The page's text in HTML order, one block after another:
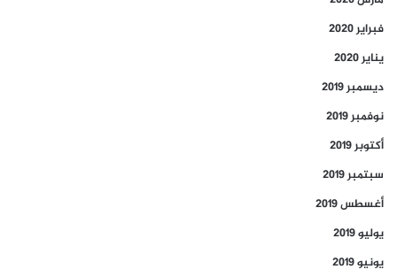
فبراير 2020
يناير 2020
ديسمبر 2019
نوفمبر 2019
أكتوبر 2019
سبتمبر 2019
أغسطس 2019
يوليو 2019
يونيو 2019